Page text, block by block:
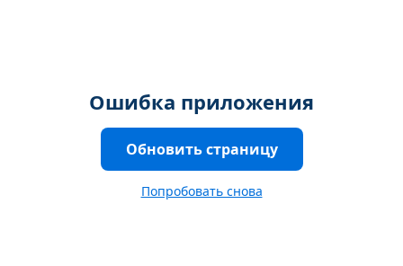
Ошибка приложения
Обновить страницу
Попробовать снова